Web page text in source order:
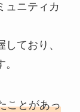
ュニティカ
ており、
ことがあっ